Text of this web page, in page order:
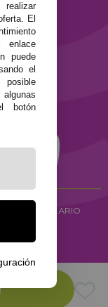
Y HERBOLARIO
S.C
realizar
El
enlace
puede
el
botón